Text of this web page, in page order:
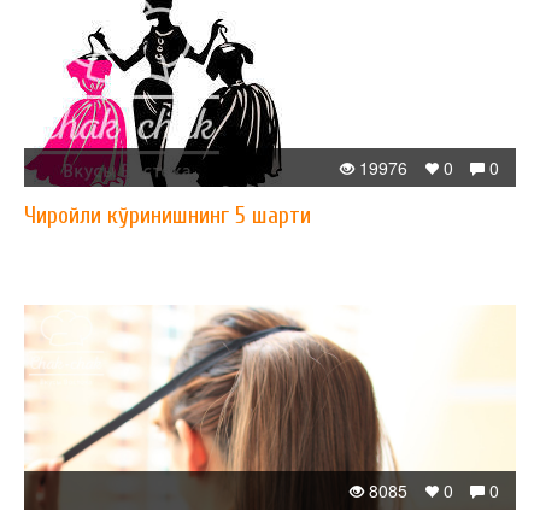
0
0
19976
Чиройли кўринишнинг 5 шарти
0
0
8085